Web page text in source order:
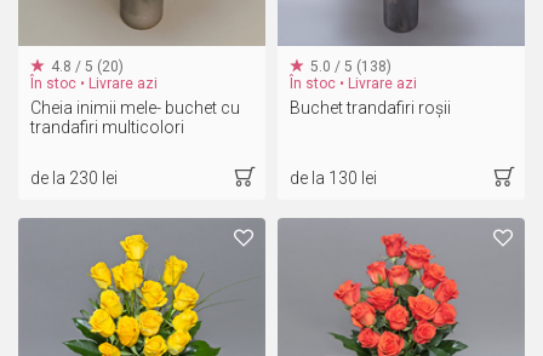
4.8 / 5 (20)
În stoc • Livrare azi
Cheia inimii mele- buchet cu
trandafiri multicolori
de la 230 lei
5.0 / 5 (138)
În stoc • Livrare azi
Buchet trandafiri roșii
de la 130 lei